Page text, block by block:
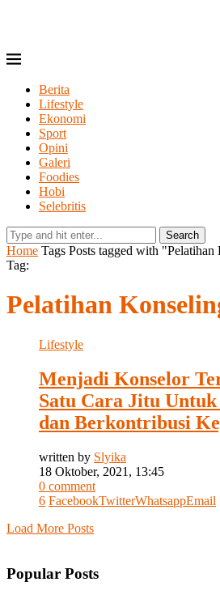
Berita
Lifestyle
Ekonomi
Sport
Opini
Galeri
Foodies
Hobi
Selebritis
Search
Home Tags Posts tagged with "Pelatihan
Tag:
Pelatihan
Lifestyle
Menjadi Konselor
Satu Cara Jitu
dan Berkontribusi
written by Slyika
18 Oktober, 2021, 13:45
0 comment
6 FacebookTwitterWhatsappEmail
Load More Posts
Popular Posts